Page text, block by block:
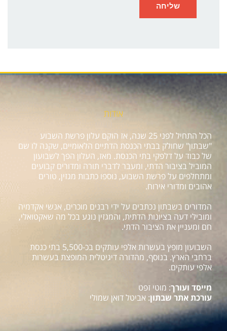
אודות
הכל התחיל לפני 25 שנה, אז הוקם עלון פרשת השבוע
"שבתון" שחולק בבתי הכנסת הדתיים הלאומיים, שקנה לו שם
של כבוד על דלפקי בתי הכנסת. מאז, העלון הפך לשבועון
המוביל בציבור הדתי, ומעבר לדברי תורה ומדורים קבועים
ומתחלפים על פרשת השבוע, נוספו כתבות מגזין, טורים
אהובים ומדורי אירוח.
המדורים בשבתון נכתבים על ידי רבנים מוכרים, אנשי אקדמיה
ומובילי דעה בציונות הדתית, והמגזין נוגע בכל מה שאקטואלי,
חם ומעניין את הציבור הדתי.
השבועון מופץ בעשרות אלפי עותקים בכ-5,500 בתי כנסת
ברחבי הארץ. בנוסף, מהדורה דיגיטלית המופצת בעשרות
אלפי עותקים.
מייסד ועורך: מוטי זפט
עורכת אתר שבתון: אביטל דואן שמולי